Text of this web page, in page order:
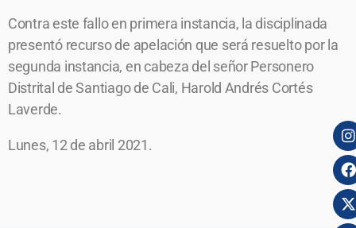
Contra este fallo en primera instancia, la disciplinada
presentó recurso de apelación que será resuelto por la
segunda instancia, en cabeza del señor Personero
Distrital de Santiago de Cali, Harold Andrés Cortés
Laverde.
Lunes, 12 de abril 2021.